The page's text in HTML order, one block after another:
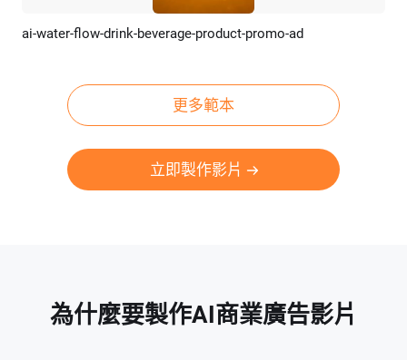
預覽 AI剪同款
ai-water-flow-drink-beverage-product-promo-ad
更多範本
立即製作影片
為什麼要製作AI商業廣告影片